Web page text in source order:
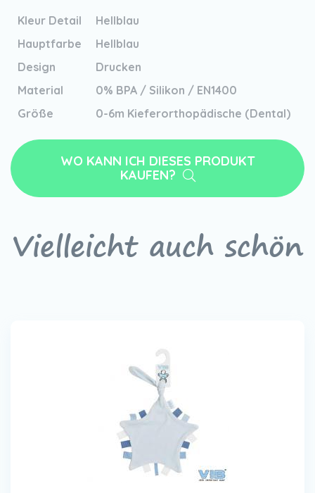
Kleur Detail
Hellblau
Hauptfarbe
Hellblau
Design
Drucken
Material
0% BPA / Silikon / EN1400
Größe
0-6m Kieferorthopädische (Dental)
WO KANN ICH DIESES PRODUKT
KAUFEN?
Vielleicht auch schön